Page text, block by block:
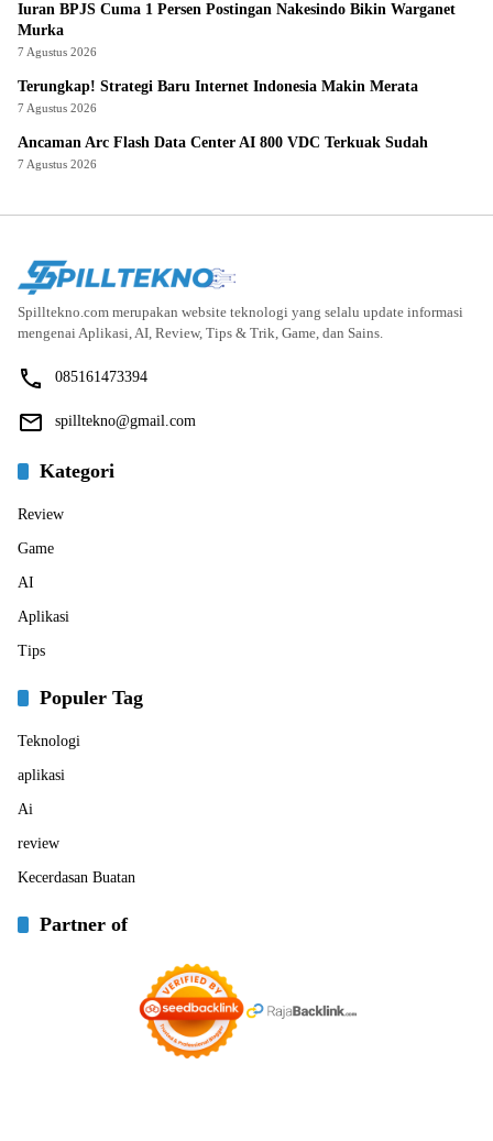
Iuran BPJS Cuma 1 Persen Postingan Nakesindo Bikin Warganet
Murka
7 Agustus 2026
Terungkap! Strategi Baru Internet Indonesia Makin Merata
7 Agustus 2026
Ancaman Arc Flash Data Center AI 800 VDC Terkuak Sudah
7 Agustus 2026
Spilltekno.com merupakan website teknologi yang selalu update informasi
mengenai Aplikasi, AI, Review, Tips & Trik, Game, dan Sains.
085161473394
spilltekno@gmail.com
Kategori
Review
Game
AI
Aplikasi
Tips
Populer Tag
Teknologi
aplikasi
Ai
review
Kecerdasan Buatan
Partner of